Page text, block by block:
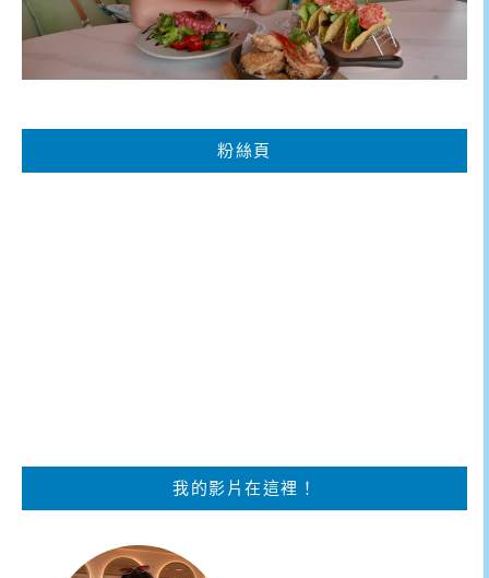
粉絲頁
我的影片在這裡！